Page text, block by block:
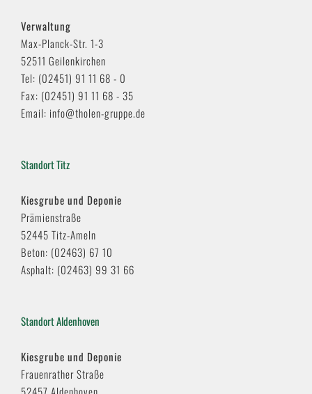
Verwaltung
Max-Planck-Str. 1-3
52511 Geilenkirchen
Tel: (02451) 91 11 68 - 0
Fax: (02451) 91 11 68 - 35
Email: info@tholen-gruppe.de
Standort Titz
Kiesgrube und Deponie
Prämienstraße
52445 Titz-Ameln
Beton: (02463) 67 10
Asphalt: (02463) 99 31 66
Standort Aldenhoven
Kiesgrube und Deponie
Frauenrather Straße